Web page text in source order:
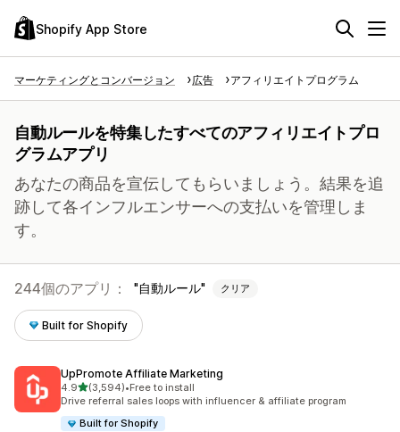
Shopify App Store
マーケティングとコンバージョン 広告 アフィリエイトプログラム
自動ルールを特集したすべてのアフィリエイトプロ
グラムアプリ
あなたの商品を宣伝してもらいましょう。結果を追
跡して各インフルエンサーへの支払いを管理しま
す。
244個のアプリ： 自動ルール クリア
Built for Shopify
UpPromote Affiliate Marketing
4.95つ星中
(3,594)
合計レビュー数：3594件
•Free to install
Drive referral sales loops with influencer & affiliate program
Built for Shopify